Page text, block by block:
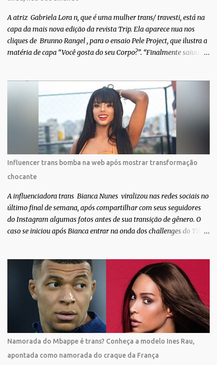
A atriz Gabriela Lora n, que é uma mulher trans/ travesti, está na
capa da mais nova edição da revista Trip. Ela aparece nua nos
cliques de Brunno Rangel , para o ensaio Pele Project, que ilustra a
matéria de capa “Você gosta do seu Corpo?”. “Finalmente saiuuu!!!
convidarem para esse projeto incrível, que fala acima de tudo
sobre amor. Todo carinho do mundo para a Dri da Trip que foi a
ponte disso tudo”, escreveu Gabriela. Gabriela classificou a capa
como linda e a matéria que envolvem 180 histórias (e corpos nus)
de gente que se apaixonou pela própria pele – como
extraordinária. O Pele Projetc tem como objetivo fotografar e
expor uma diversidade de corpos nus, ressaltando a beleza das
especificidades físicas. A atriz se tornou nacionalmente conhecida
após fazer uma participação especial na novela teen Malhação, da
TV Globo. Na trama, ela inte...
Influencer trans bomba na web após mostrar transformação
chocante
A influenciadora trans Bianca Nunes viralizou nas redes sociais no
último final de semana, após compartilhar com seus seguidores
do Instagram algumas fotos antes de sua transição de gênero. O
caso se iniciou após Bianca entrar na onda dos challenges do Tik
Bianca aparece ainda muito jovem e usando roupas masculinas,
após algumas fotos diferentes, ela finalmente aparece usando um
biquíni fio dental, com cabelo longo e seios. Através do Instagram,
a morena desabafou como foi passar um período da sua vida no
exército brasileiro. Segundo Bianca, ela apenas se alistou como
uma forma de provar que sua identidade de gênero não seria algo
passageiro. “Me alistei no exército porque eu sempre ouvia muito;
‘bota no exército para ver se vira homem’, ‘ah, esse aí não vai
entrar no exército’… Essas coisas me fizeram entrar no exército. Eu
Namorada do Mbappe é trans? Conheça a modelo Ines Rau,
apontada como namorada do craque da França